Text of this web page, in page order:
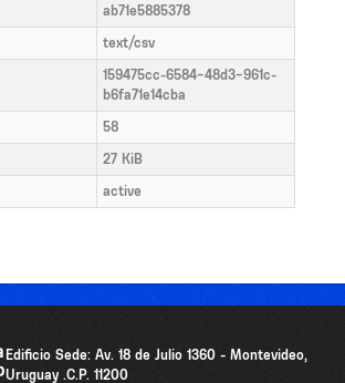
ab71e5885378
text/csv
159475cc-6584-48d3-961c-
b6fa71e14cba
58
27 KiB
active
Edificio Sede: Av. 18 de Julio 1360 - Montevideo,
Uruguay .C.P. 11200